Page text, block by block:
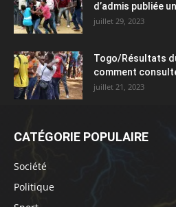
d’admis publiée
juillet 29, 2023
Togo/Résultats
comment
juillet 21, 2023
CATÉGORIE POPULAIRE
Société
Politique